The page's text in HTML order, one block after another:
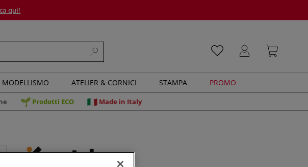
qui!
MODELLISMO ATELIER & CORNICI STAMPA PROMO
Prodotti ECO Made in Italy